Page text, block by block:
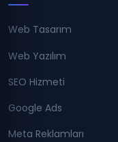
Web Tasarım
Web Yazılım
SEO Hizmeti
Google Ads
Meta Reklamları